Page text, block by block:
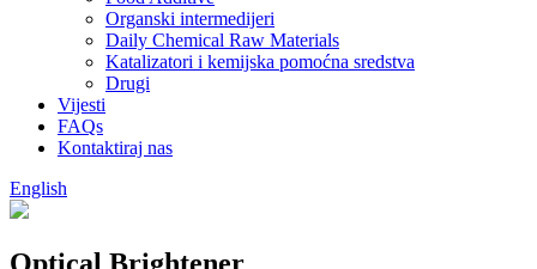
Organski intermedijeri
Daily Chemical Raw Materials
Katalizatori i kemijska pomoćna sredstva
Drugi
Vijesti
FAQs
Kontaktiraj nas
English